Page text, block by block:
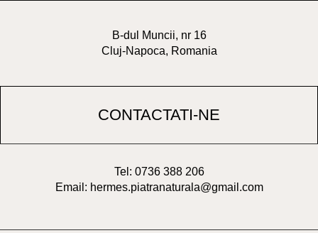
B-dul Muncii, nr 16
Cluj-Napoca, Romania
CONTACTATI-NE
Tel: 0736 388 206
Email: hermes.piatranaturala@gmail.com